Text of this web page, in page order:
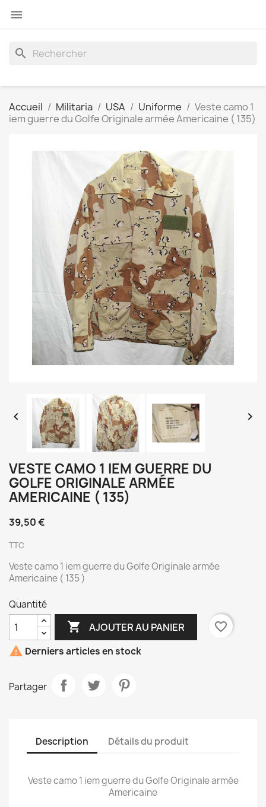

search
Accueil Militaria USA Uniforme
Veste camo 1
iem guerre du Golfe Originale armée Americaine ( 135)
 
VESTE CAMO 1 IEM GUERRE DU
GOLFE ORIGINALE ARMÉE
AMERICAINE ( 135)
39,50 €
TTC
Veste camo 1 iem guerre du Golfe Originale armée
Americaine ( 135 )
Quantité
 AJOUTER AU PANIER
favorite_border
 Derniers articles en stock
Partager
Description Détails du produit
Veste camo 1 iem guerre du Golfe Originale armée
Americaine